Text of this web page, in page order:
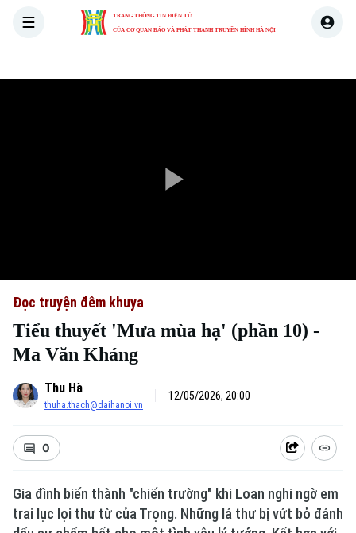
TRANG THÔNG TIN ĐIỆN TỬ
CỦA CƠ QUAN BÁO VÀ PHÁT THANH TRUYỀN HÌNH HÀ NỘI
Đọc truyện đêm khuya
Tiểu thuyết 'Mưa mùa hạ' (phần 10) -
Ma Văn Kháng
Thu Hà
thuha.thach@daihanoi.vn
12/05/2026, 20:00
0
Gia đình biến thành "chiến trường" khi Loan nghi ngờ em
trai lục lọi thư từ của Trọng. Những lá thư bị vứt bỏ đánh